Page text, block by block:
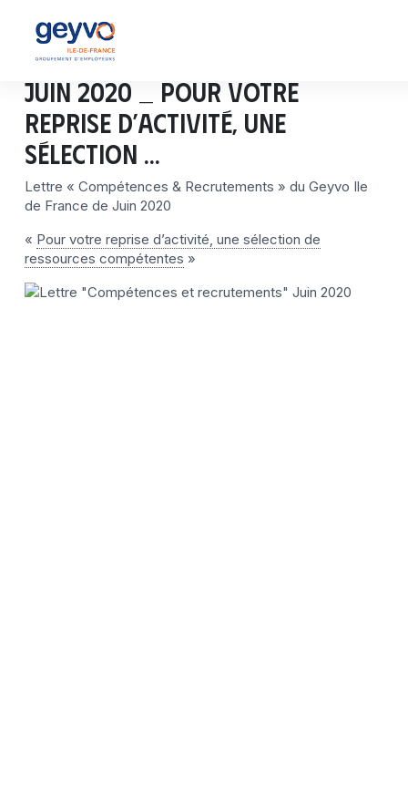
Juin 2020 _ Pour votre
reprise d’activité, une
sélection …
Lettre « Compétences & Recrutements » du Geyvo Ile
de France de Juin 2020
« Pour votre reprise d’activité, une sélection de
ressources compétentes »